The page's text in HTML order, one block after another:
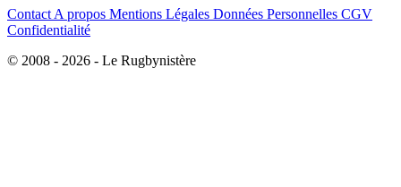
Contact A propos Mentions Légales Données Personnelles CGV
Confidentialité
© 2008 - 2026 - Le Rugbynistère